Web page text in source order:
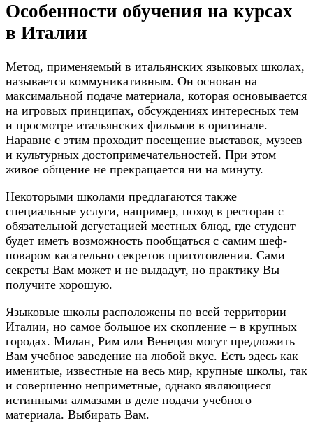
Особенности обучения на курсах
в Италии
Метод, применяемый в итальянских языковых школах,
называется коммуникативным. Он основан на
максимальной подаче материала, которая основывается
на игровых принципах, обсуждениях интересных тем
и просмотре итальянских фильмов в оригинале.
Наравне с этим проходит посещение выставок, музеев
и культурных достопримечательностей. При этом
живое общение не прекращается ни на минуту.
Некоторыми школами предлагаются также
специальные услуги, например, поход в ресторан с
обязательной дегустацией местных блюд, где студент
будет иметь возможность пообщаться с самим шеф-
поваром касательно секретов приготовления. Сами
секреты Вам может и не выдадут, но практику Вы
получите хорошую.
Языковые школы расположены по всей территории
Италии, но самое большое их скопление – в крупных
городах. Милан, Рим или Венеция могут предложить
Вам учебное заведение на любой вкус. Есть здесь как
именитые, известные на весь мир, крупные школы, так
и совершенно неприметные, однако являющиеся
истинными алмазами в деле подачи учебного
материала. Выбирать Вам.